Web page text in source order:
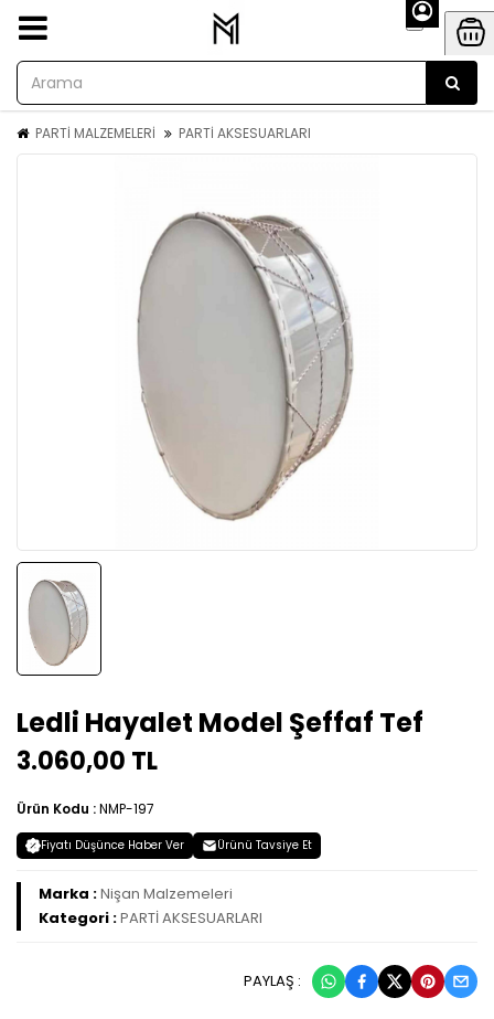
PARTİ MALZEMELERİ PARTİ AKSESUARLARI
Ledli Hayalet Model Şeffaf Tef
3.060,00 TL
Ürün Kodu :NMP-197
Fiyatı Düşünce Haber Ver Ürünü Tavsiye Et
Marka :Nişan Malzemeleri
Kategori :PARTİ AKSESUARLARI
PAYLAŞ :